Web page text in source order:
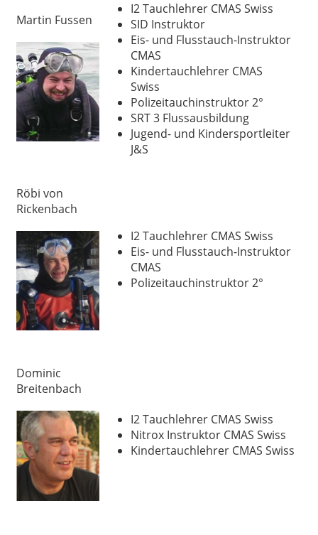
Martin Fussen
I2 Tauchlehrer CMAS Swiss
SID Instruktor
Eis- und Flusstauch-Instruktor
CMAS
Kindertauchlehrer CMAS
Swiss
Polizeitauchinstruktor 2°
SRT 3 Flussausbildung
Jugend- und Kindersportleiter
J&S
Röbi von
Rickenbach
I2 Tauchlehrer CMAS Swiss
Eis- und Flusstauch-Instruktor
CMAS
Polizeitauchinstruktor 2°
Dominic
Breitenbach
I2 Tauchlehrer CMAS Swiss
Nitrox Instruktor CMAS Swiss
Kindertauchlehrer CMAS Swiss